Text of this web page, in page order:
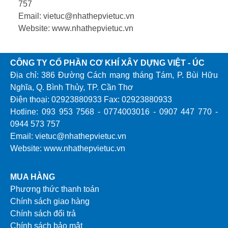
757
Email: vietuc@nhathepvietuc.vn
Website: www.nhathepvietuc.vn
CÔNG TY CỔ PHẦN CƠ KHÍ XÂY DỰNG VIỆT - ÚC
Địa chỉ: 386 Đường Cách mạng tháng Tám, P. Bùi Hữu
Nghĩa, Q. Bình Thủy, TP. Cần Thơ
Điện thoại: 02923880933 Fax: 02923880933
Hotline: 093 953 7568 - 0774003016 - 0907 447 770 -
0944 573 757
Email: vietuc@nhathepvietuc.vn
Website: www.nhathepvietuc.vn
MUA HÀNG
Phương thức thanh toán
Chính sách giao hàng
Chính sách đổi trả
Chính sách bảo mật